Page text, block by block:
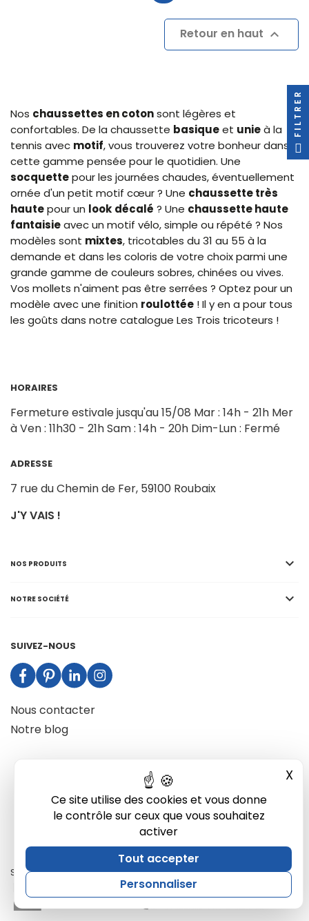
Ce site utilise des cookies et vous donne
le contrôle sur ceux que vous souhaitez
activer
Tout accepter
Personnaliser
X
Retour en haut 
Nos chaussettes en cotonsont légères et
confortables. De la chaussette basiqueet unieà la
tennis avec motif, vous trouverez votre bonheur dans
cette gamme pensée pour le quotidien. Une
socquettepour les journées chaudes, éventuellement
ornée d'un petit motif cœur ? Une chaussette très
hautepour un look décalé ? Une chaussette haute
fantaisieavec un motif vélo, simple ou répété ? Nos
modèles sont mixtes, tricotables du 31 au 55 à la
demande et dans les coloris de votre choix parmi une
grande gamme de couleurs sobres, chinées ou vives.
Vos mollets n'aiment pas être serrées ? Optez pour un
modèle avec une finition roulottée ! Il y en a pour tous
les goûts dans notre catalogue Les Trois tricoteurs !
HORAIRES
Fermeture estivale jusqu'au 15/08 Mar : 14h - 21h Mer
à Ven : 11h30 - 21hSam : 14h - 20h Dim-Lun : Fermé
ADRESSE
7 rue du Chemin de Fer, 59100 Roubaix
J'Y VAIS !
NOS PRODUITS 
NOTRE SOCIÉTÉ 
SUIVEZ-NOUS
Nous contacter
Notre blog
Site développé par Ukkotaz
FILTRER